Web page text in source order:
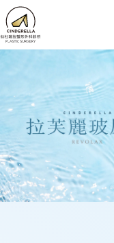
跳
至
主